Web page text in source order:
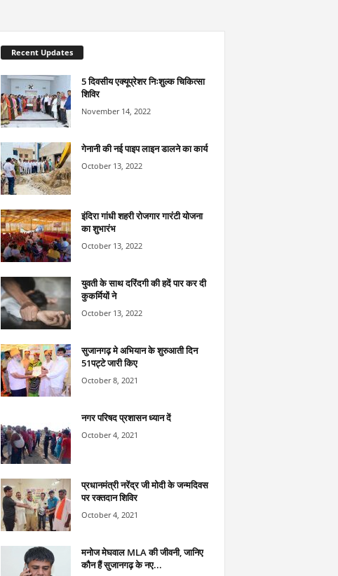
Recent Updates
5 दिवसीय एक्यूप्रेशर निःशुल्क चिकित्सा
शिविर
November 14, 2022
गेनानी की नई पाइप लाइन डालने का कार्य
October 13, 2022
इंदिरा गांधी शहरी रोजगार गारंटी योजना
का शुभारंभ
October 13, 2022
युवती के साथ दरिंदगी की हदें पार कर दी
कुकर्मियों ने
October 13, 2022
सुजानगढ़ मे अभियान के शुरुआती दिन
51पट्टे जारी किए
October 8, 2021
नगर परिषद प्रशासन ध्यान दें
October 4, 2021
प्रधानमंत्री नरेंद्र जी मोदी के जन्मदिवस
पर रक्तदान शिविर
October 4, 2021
मनोज मेघवाल MLA की जीवनी, जानिए
कौन हैं सुजानगढ़ के नए...